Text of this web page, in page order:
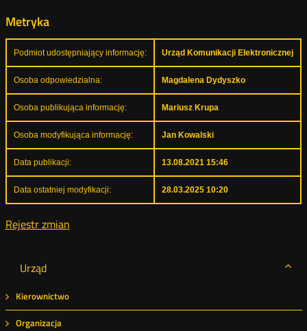
Urząd
Kierownictwo
Organizacja
Metryka
Podmiot udostępniający informację: Urząd Komunikacji Elektronicznej
Osoba odpowiedzialna: Magdalena Dydyszko
Osoba publikująca informację: Mariusz Krupa
Osoba modyfikująca informację: Jan Kowalski
Data publikacji: 13.08.2021 15:46
Data ostatniej modyfikacji: 28.03.2025 10:20
Rejestr zmian